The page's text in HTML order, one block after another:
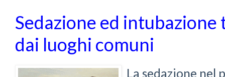
Sedazione ed
dai luoghi comuni
La sedazione nel